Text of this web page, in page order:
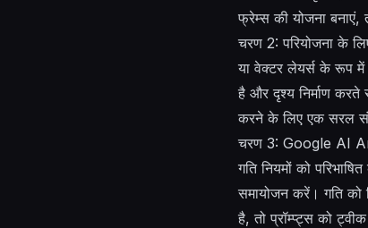
फ्रेम्स की योजना
चरण 2: परियोजना के
या वेक्टर लेयर्स के रूप में
है और दृश्य निर्माण
करने के लिए एक सरल
चरण 3: Google AI
गति नियमों को
समायोजन करें। गति
है, तो प्रॉम्प्ट्स को